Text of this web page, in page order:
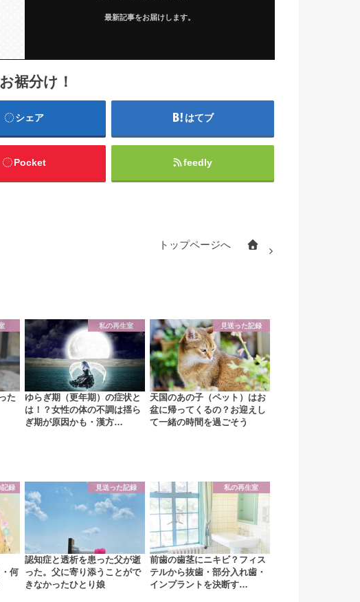
最新記事をお届けします。
裾分け！
シェア はてブ
Pocket feedly
トップページへ
た
私の再生室
ゆらぎ期（更年期）の症状と
は！？女性の体の不調は揺ら
ぎ期が原因かも・漢方…
見送った記録
天国のあの子（ペット）はお
盆に帰ってくるの？お迎えし
て一緒の時間を過ごそう
記録
何
見送った記録
認知症と透析を患った父が逝
った。父に寄り添うことがで
きなかったひとり娘
私の再生室
前歯の歯茎にニキビ？フィス
テルから抜歯・部分入れ歯・
インプラントを決断す…